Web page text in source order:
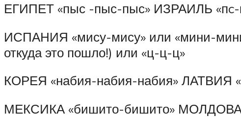
ЕГИПЕТ «пыс -пыс-пыс» ИЗРАИЛЬ «пc-
ИСПАНИЯ «мису-мису» или «мини-
откуда это пошло!) или «ц-ц-ц»
КОРЕЯ «набия-набия-набия» ЛАТВИЯ
МЕКСИКА «бишито-бишито» МОЛДОВА